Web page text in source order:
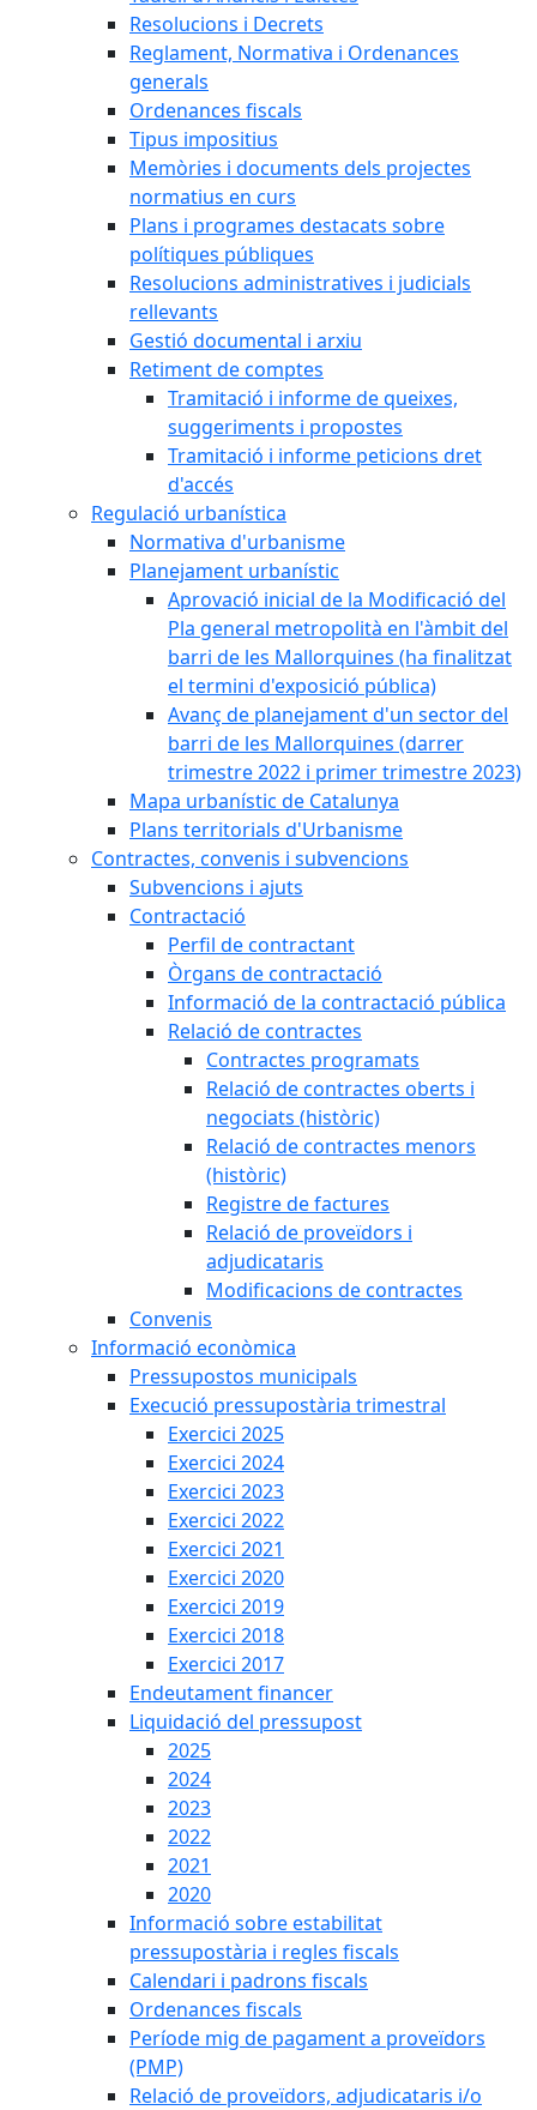
Resolucions i Decrets
Reglament, Normativa i Ordenances
generals
Ordenances fiscals
Tipus impositius
Memòries i documents dels projectes
normatius en curs
Plans i programes destacats sobre
polítiques públiques
Resolucions administratives i judicials
rellevants
Gestió documental i arxiu
Retiment de comptes
Tramitació i informe de queixes,
suggeriments i propostes
Tramitació i informe peticions dret
d'accés
Regulació urbanística
Normativa d'urbanisme
Planejament urbanístic
Aprovació inicial de la Modificació del
Pla general metropolità en l'àmbit del
barri de les Mallorquines (ha finalitzat
el termini d'exposició pública)
Avanç de planejament d'un sector del
barri de les Mallorquines (darrer
trimestre 2022 i primer trimestre 2023)
Mapa urbanístic de Catalunya
Plans territorials d'Urbanisme
Contractes, convenis i subvencions
Subvencions i ajuts
Contractació
Perfil de contractant
Òrgans de contractació
Informació de la contractació pública
Relació de contractes
Contractes programats
Relació de contractes oberts i
negociats (històric)
Relació de contractes menors
(històric)
Registre de factures
Relació de proveïdors i
adjudicataris
Modificacions de contractes
Convenis
Informació econòmica
Pressupostos municipals
Execució pressupostària trimestral
Exercici 2025
Exercici 2024
Exercici 2023
Exercici 2022
Exercici 2021
Exercici 2020
Exercici 2019
Exercici 2018
Exercici 2017
Endeutament financer
Liquidació del pressupost
2025
2024
2023
2022
2021
2020
Informació sobre estabilitat
pressupostària i regles fiscals
Calendari i padrons fiscals
Ordenances fiscals
Període mig de pagament a proveïdors
(PMP)
Relació de proveïdors, adjudicataris i/o